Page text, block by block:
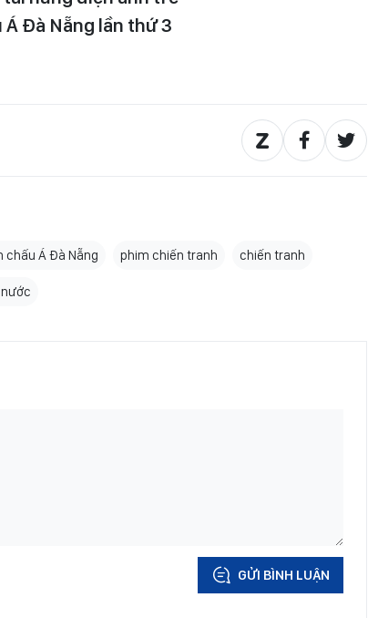
Á Đà Nẵng lần thứ 3
chấu Á Đà Nẵng phim chiến tranh chiến tranh
GỬI BÌNH LUẬN